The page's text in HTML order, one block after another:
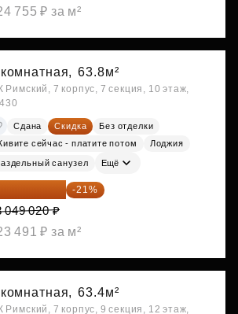
755 ₽ за м²
63.8м²
Римский, 7 корпус, 7 секция, 10 этаж,
Сдана Скидка
Без отделки
сейчас - платите потом
Лоджия
санузел Ещё
258 726 ₽ -21%
049 020 ₽
491 ₽ за м²
63.4м²
Римский, 7 корпус, 9 секция, 12 этаж,